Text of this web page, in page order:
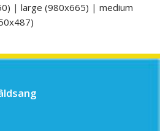
|large (980x665) |medium